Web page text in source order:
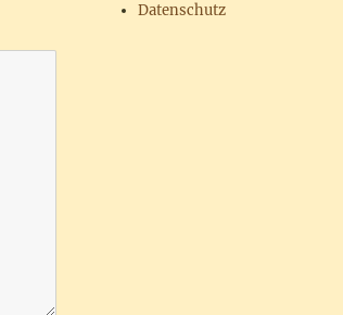
Datenschutz